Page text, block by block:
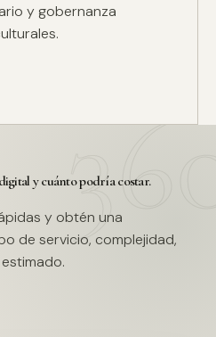
y gobernanza
y cuánto podría costar.
y obtén una
de servicio, complejidad,